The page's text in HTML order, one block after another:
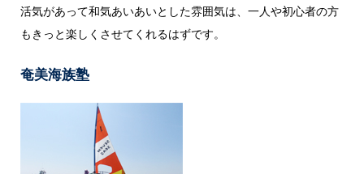
活気があって和気あいあいとした雰囲気は、一人や初心者の方
もきっと楽しくさせてくれるはずです。
奄美海族塾